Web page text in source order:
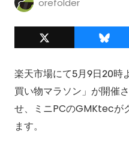
orefolder
楽天市場にて5月9日20時
買い物マラソン」が開催
せ、ミニPCのGMKtecが
ます。